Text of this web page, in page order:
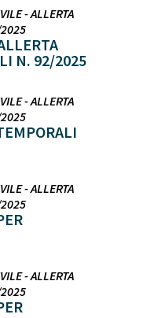
- ALLERTA
N. 92/2025
- ALLERTA
- ALLERTA
- ALLERTA